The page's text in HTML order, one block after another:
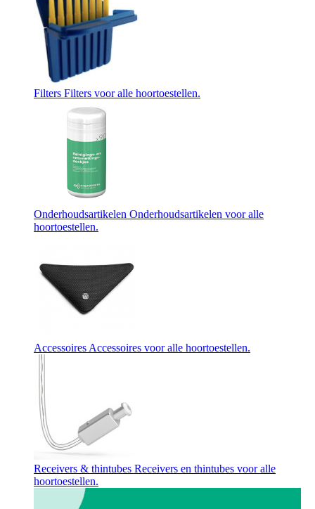
Filters Filters voor alle hoortoestellen.
Onderhoudsartikelen Onderhoudsartikelen voor alle
hoortoestellen.
Accessoires Accessoires voor alle hoortoestellen.
Receivers & thintubes Receivers en thintubes voor alle
hoortoestellen.